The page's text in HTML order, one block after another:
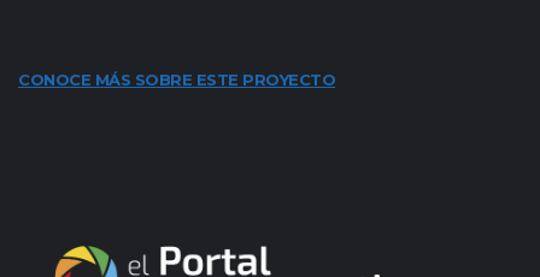
CONOCE MÁS SOBRE ESTE PROYECTO